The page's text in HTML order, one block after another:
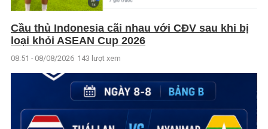
Cầu thủ Indonesia cãi nhau với CĐV sau khi bị
loại khỏi ASEAN Cup 2026
08:51 - 08/08/2026 143 lượt xem